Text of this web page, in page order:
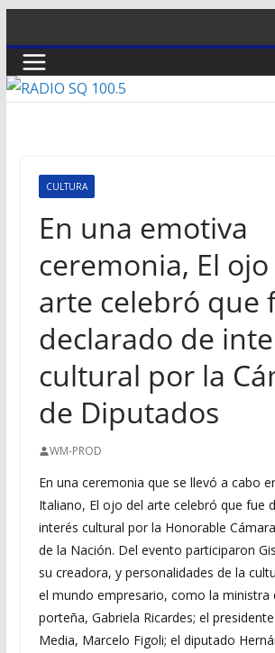
al
contenido
CULTURA
En una emotiva
ceremonia, El
arte celebró que
declarado de
cultural por la
de Diputados
WM-PROD
En una ceremonia que se llevó a cabo
Italiano, El ojo del arte celebró que fue
interés cultural por la Honorable
de la Nación. Del evento participaron
su creadora, y personalidades de la
el mundo empresario, como la ministra
porteña, Gabriela Ricardes; el
Media, Marcelo Figoli; el diputado